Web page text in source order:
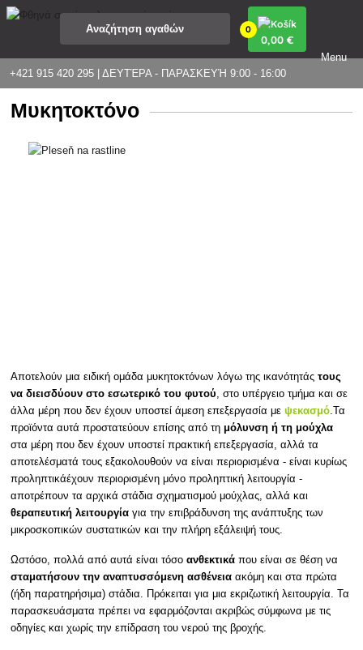
+421 915 420 295 | ΔΕΥΤΈΡΑ - ΠΑΡΑΣΚΕΥΉ 9:00 - 16:00
0
0,00 €
Menu
Μυκητοκτόνο
Αποτελούν μια ειδική ομάδα μυκητοκτόνων λόγω της ικανότητάςτους
να διεισδύουν στο εσωτερικό του φυτού , στο υπέργειο τμήμα και σε
άλλα μέρη που δεν έχουν υποστεί άμεση επεξεργασία μεψεκασμό .Τα
προϊόντα αυτά προστατεύουν επίσης από τη μόλυνση ή τη μούχλα
στα μέρη που δεν έχουν υποστεί πρακτική επεξεργασία, αλλά τα
αποτελέσματά τους εξακολουθούν να είναι περιορισμένα - είναι κυρίως
προληπτικάέχουν περιορισμένη μόνο προληπτική λειτουργία -
αποτρέπουν τα αρχικά στάδια σχηματισμού μούχλας, αλλά και
θεραπευτική λειτουργία για την επιβράδυνση της ανάπτυξης των
μικροσκοπικών συστατικών και την πλήρη εξάλειψή τους.
Ωστόσο, πολλά από αυτά είναι τόσοανθεκτικάπου είναι σε θέση να
σταματήσουν την αναπτυσσόμενη ασθένεια ακόμη καιστα πρώτα
(ήδη παρατηρήσιμα) στάδια. Πρόκειται για μια εκριζωτική λειτουργία. Τα
παρασκευάσματα πρέπει να εφαρμόζονται ακριβώς σύμφωνα με τις
οδηγίες και χωρίς την επίδραση του νερού της βροχής.